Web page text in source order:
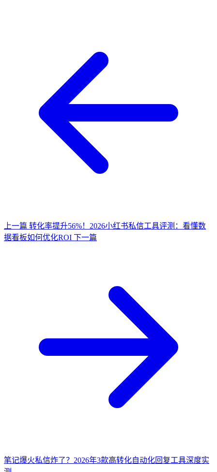
上一篇 转化率提升56%！2026小红书私信工具评测：看懂数
据看板如何优化ROI 下一篇
笔记爆火私信炸了？2026年3款高转化自动化回复工具深度实